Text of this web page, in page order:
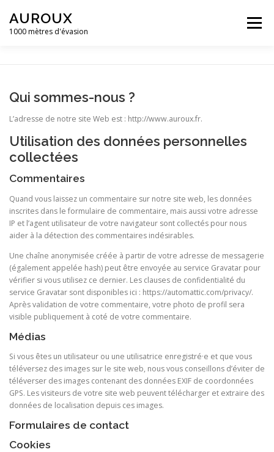
contenu
AUROUX
1000 mètres d'évasion
Menu
ACTUALITÉS ET ÉVÈNEMENTS CONTACT
CAMPING LA GRAVIÈRE **
Qui sommes-nous ?
L’adresse de notre site Web est : http://www.auroux.fr.
Utilisation des données personnelles
collectées
Commentaires
Quand vous laissez un commentaire sur notre site web, les données
inscrites dans le formulaire de commentaire, mais aussi votre adresse
IP et l’agent utilisateur de votre navigateur sont collectés pour nous
aider à la détection des commentaires indésirables.
Une chaîne anonymisée créée à partir de votre adresse de messagerie
(également appelée hash) peut être envoyée au service Gravatar pour
vérifier si vous utilisez ce dernier. Les clauses de confidentialité du
service Gravatar sont disponibles ici : https://automattic.com/privacy/.
Après validation de votre commentaire, votre photo de profil sera
visible publiquement à coté de votre commentaire.
Médias
Si vous êtes un utilisateur ou une utilisatrice enregistré·e et que vous
téléversez des images sur le site web, nous vous conseillons d’éviter de
téléverser des images contenant des données EXIF de coordonnées
GPS. Les visiteurs de votre site web peuvent télécharger et extraire des
données de localisation depuis ces images.
Formulaires de contact
Cookies